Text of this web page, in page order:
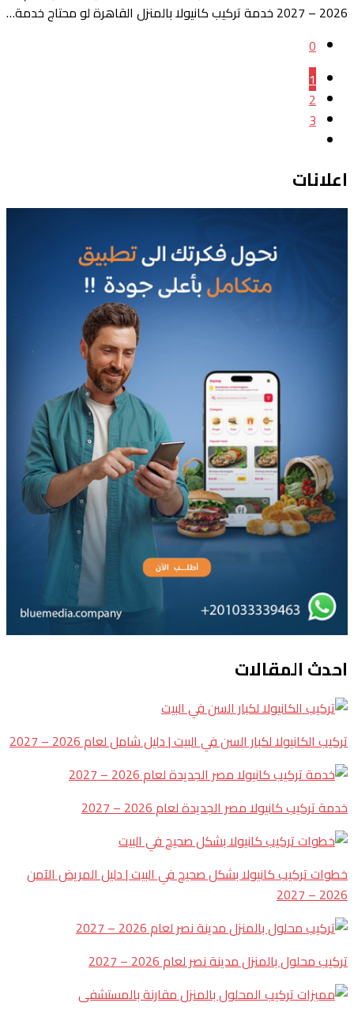
2026 – 2027 خدمة تركيب كانيولا بالمنزل القاهرة لو محتاج خدمة…
0
1
2
3
اعلانات
احدث المقالات
تركيب الكانيولا لكبار السن في البيت | دليل شامل لعام 2026 – 2027
خدمة تركيب كانيولا مصر الجديدة لعام 2026 – 2027
خطوات تركيب كانيولا بشكل صحيح في البيت | دليل المريض الآمن
2026 – 2027
تركيب محلول بالمنزل مدينة نصر لعام 2026 – 2027